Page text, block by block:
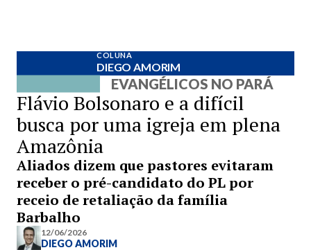
COLUNA
DIEGO AMORIM
EVANGÉLICOS NO PARÁ
Flávio Bolsonaro e a difícil
busca por uma igreja em plena
Amazônia
Aliados dizem que pastores evitaram
receber o pré-candidato do PL por
receio de retaliação da família
Barbalho
12/06/2026
DIEGO AMORIM